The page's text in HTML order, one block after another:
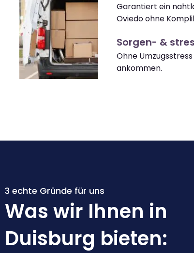
Garantiert ein
Oviedo ohne
Sorgen- &
Ohne
ankommen.
3 echte Gründe für uns
Was wir Ihnen in
Duisburg bieten: